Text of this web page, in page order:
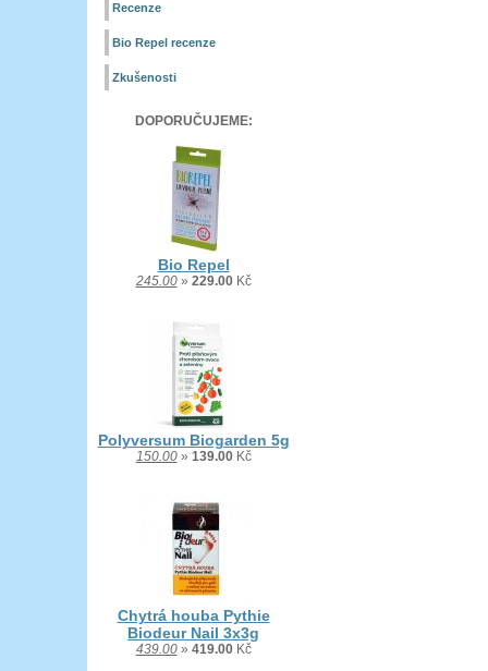
Recenze
Bio Repel recenze
Zkušenosti
DOPORUČUJEME:
Bio Repel
245.00» 229.00Kč
Polyversum Biogarden 5g
150.00» 139.00Kč
Chytrá houba Pythie
Biodeur Nail 3x3g
439.00» 419.00Kč